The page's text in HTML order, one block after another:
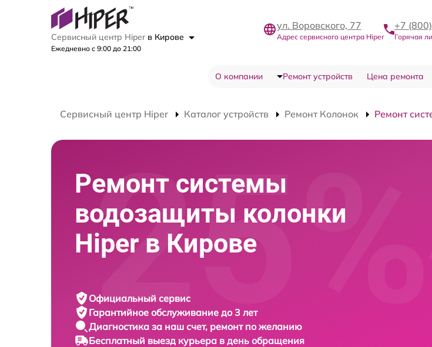
Сервисный центр Hiper в Кирове
Ежедневно с 9:00 до 21:00
ул. Воровского, 77
Адрес сервисного центра Hiper
+7
Горячая
О компании Ремонт устройств Цена ремонта
Сервисный центр Hiper Каталог устройств Ремонт Колонок Ремонт
Ремонт системы
водозащиты колонки
Hiper в Кирове
Официальный сервис
Гарантийное обслуживание до 3 лет
Диагностика за наш счет, ремонт по желанию
Бесплатный выезд курьера в день обращения